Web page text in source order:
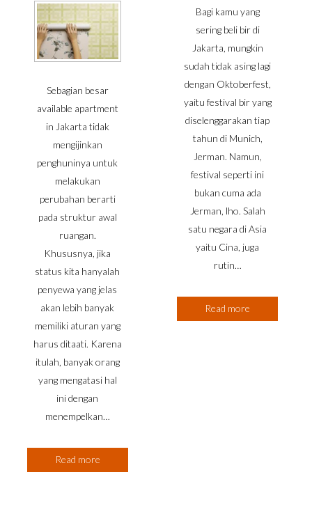
Sebagian besar
available apartment
in Jakarta tidak
mengijinkan
penghuninya untuk
melakukan
perubahan berarti
pada struktur awal
ruangan.
Khususnya, jika
status kita hanyalah
penyewa yang jelas
akan lebih banyak
memiliki aturan yang
harus ditaati. Karena
itulah, banyak orang
yang mengatasi hal
ini dengan
menempelkan…
Read more
Bagi kamu yang
sering beli bir di
Jakarta, mungkin
sudah tidak asing lagi
dengan Oktoberfest,
yaitu festival bir yang
diselenggarakan tiap
tahun di Munich,
Jerman. Namun,
festival seperti ini
bukan cuma ada
Jerman, lho. Salah
satu negara di Asia
yaitu Cina, juga
rutin…
Read more